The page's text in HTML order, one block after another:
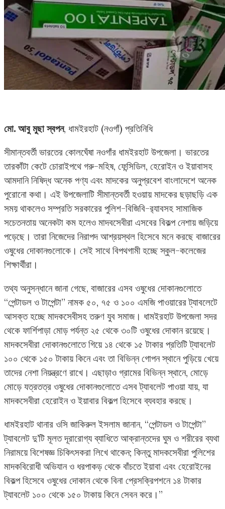
মো. আবু মুছা স্বপন, ধামইরহাট (নওগাঁ) প্রতিনিধি
সীমান্তবর্তী ভারতের কোলঘেঁষা নওগাঁর ধামইরহাট উপজেলা। ভারতের
তারকাঁটা কেটে চোরাইপথে গরু-মহিষ, ফেন্সিডিল, হেরোইন ও ইয়াবাসহ
আমদানি নিষিদ্ধ অনেক পণ্য এবং মাদকের অনুপ্রবেশ বাংলাদেশে অনেক
পুরোনো কথা। এই উপজেলাটি সীমান্তবর্তী হওয়ায় মাদকের ছড়াছড়ি এক
সময় থাকলেও সম্প্রতি সরকারের পুলিশ-বিজিবি-র‌্যাবসহ সামাজিক
সচেতনতায় অনেকটা কম হলেও মাদবসেবীরা এসবের বিকল্প নেশায় জড়িয়ে
পড়েছে। তারা নিজেদের নিরাপদ আশ্রয়স্থল হিসেবে মনে করছে বাজারের
ওষুধের দোকানগুলোকে। সেই সাথে বিপথগামী হচ্ছে স্কুল-কলেজের
শিক্ষার্থীরা।
তথ্য অনুসন্ধানে জানা গেছে, বাজারের এসব ওষুধের দোকানগুলোতে
“পেন্টাডল ও টাপেন্টা” নামক ৫০, ৭৫ ও ১০০ এমজি পাওয়ারের ট্যাবলেটে
আসক্ত হচ্ছে মাদকসেবীসহ তরুণ যুব সমাজ। ধামইরহাট উপজেলা সদর
থেকে ফার্শিপাড়া মোড় পর্যন্ত ২৫ থেকে ৩০টি ওষুধের দোকান রয়েছে।
মাদকসেবীরা দোকানগুলোতে গিয়ে ১৪ থেকে ১৫ টাকার প্রতিটি ট্যাবলেট
১০০ থেকে ১৫০ টাকায় কিনে এবং তা বিভিন্ন গোপন স্থানে পুড়িয়ে খেয়ে
তাদের নেশা নিয়ন্ত্রণে রাখে। এছাড়াও গ্রামের বিভিন্ন স্থানে, মোড়ে
মোড়ে যত্রতত্র ওষুধের দোকানগুলোতে এসব ট্যাবলেট পাওয়া যায়, যা
মাদকসেবীরা হেরোইন ও ইয়াবার বিকল্প হিসেবে ব্যবহার করছে।
ধামইরহাট থানার ওসি জাকিরুল ইসলাম জানান, “পেন্টাডল ও টাপেন্টা”
ট্যাবলেট দু’টি মূলত দূরারোগ্য ব্যাধিতে আক্রান্তদের ঘুম ও শরীরের ব্যথা
নিরাময়ে বিশেষজ্ঞ চিকিৎসকরা লিখে থাকেন; কিন্তু মাদকসেবীরা পুলিশের
মাদকবিরোধী অভিযান ও ধরপাকড় থেকে বাঁচতে ইয়াবা এবং হেরোইনের
বিকল্প হিসেবে ওষুধের দোকান থেকে বিনা প্রেসক্রিপশনে ১৪ টাকার
ট্যাবলেট ১০০ থেকে ১৫০ টাকায় কিনে সেবন করে।”